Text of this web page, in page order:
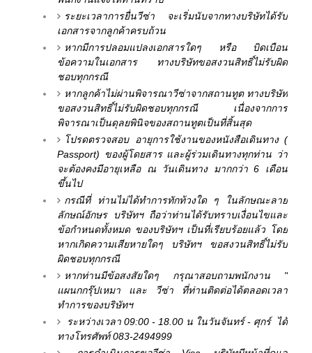
ระยะเวลาการยื่นวีซ่า จะเริ่มนับจากทางบริษัทได้รับ
เอกสารจากลูกค้าครบถ้วน
หากมีการปลอมแปลงเอกสารใดๆ หรือ บิดเบือน
ข้อความในเอกสาร ทางบริษัทขอสงวนสิทธิ์ไม่รับผิด
ชอบทุกกรณี
หากลูกค้าไม่ผ่านพิจารณาวีซ่าจากสถานทูต ทางบริษัท
ขอสงวนสิทธิ์ไม่รับผิดชอบทุกกรณี เนื่องจากการ
พิจารณาเป็นดุลยพินิจของสถานทูตเป็นที่สิ้นสุด
โปรดตรวจสอบ อายุการใช้งานของหนังสือเดินทาง (
Passport) ของผู้โดยสาร และผู้ร่วมเดินทางทุกท่าน ว่า
จะต้องคงมีอายุเหลือ ณ วันเดินทาง มากกว่า 6 เดือน
ขึ้นไป
กรณีที่ ท่านไม่ได้ทำการทักท้วงใด ๆ ในลักษณะลาย
ลักษณ์อักษร บริษัทฯ ถือว่าท่านได้รับทราบเงื่อนไขและ
ข้อกำหนดทั้งหมด ของบริษัทฯ เป็นที่เรียบร้อยแล้ว โดย
หากเกิดความเสียหายใดๆ บริษัทฯ ขอสงวนสิทธิ์ไม่รับ
ผิดชอบทุกกรณี
หากท่านมีข้อสงสัยใดๆ กรุณาสอบถามพนักงาน "
แผนกกรุ๊ปเหมา และ วีซ่า ที่ท่านติดต่อได้ตลอดเวลา
ทำการของบริษัทฯ
ระหว่างเวลา 09:00 - 18.00 น ในวันจันทร์ - ศุกร์ ได้
ทางโทรศัพท์ 083-2494999